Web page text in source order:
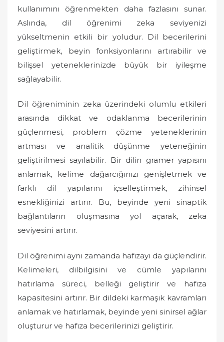
kullanımını öğrenmekten daha fazlasını sunar.
Aslında, dil öğrenimi zeka seviyenizi
yükseltmenin etkili bir yoludur. Dil becerilerini
geliştirmek, beyin fonksiyonlarını artırabilir ve
bilişsel yeteneklerinizde büyük bir iyileşme
sağlayabilir.
Dil öğreniminin zeka üzerindeki olumlu etkileri
arasında dikkat ve odaklanma becerilerinin
güçlenmesi, problem çözme yeteneklerinin
artması ve analitik düşünme yeteneğinin
geliştirilmesi sayılabilir. Bir dilin gramer yapısını
anlamak, kelime dağarcığınızı genişletmek ve
farklı dil yapılarını içselleştirmek, zihinsel
esnekliğinizi artırır. Bu, beyinde yeni sinaptik
bağlantıların oluşmasına yol açarak, zeka
seviyesini artırır.
Dil öğrenimi aynı zamanda hafızayı da güçlendirir.
Kelimeleri, dilbilgisini ve cümle yapılarını
hatırlama süreci, belleği geliştirir ve hafıza
kapasitesini artırır. Bir dildeki karmaşık kavramları
anlamak ve hatırlamak, beyinde yeni sinirsel ağlar
oluşturur ve hafıza becerilerinizi geliştirir.